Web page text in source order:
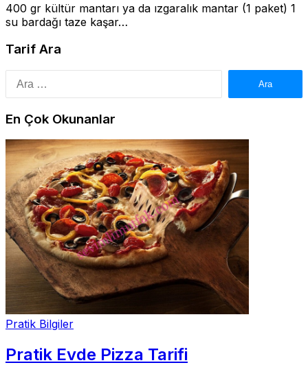
400 gr kültür mantarı ya da ızgaralık mantar (1 paket) 1
su bardağı taze kaşar…
Tarif Ara
En Çok Okunanlar
Pratik Bilgiler
Pratik Evde Pizza Tarifi